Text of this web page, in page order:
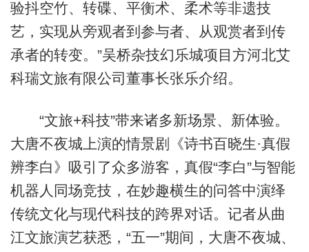
验抖空竹、转碟、平衡术、柔术等非遗技
艺，实现从旁观者到参与者、从观赏者到传
承者的转变。”吴桥杂技幻乐城项目方河北艾
科瑞文旅有限公司董事长张乐介绍。
“文旅+科技”带来诸多新场景、新体验。
大唐不夜城上演的情景剧《诗书百晓生·真假
辨李白》吸引了众多游客，真假“李白”与智能
机器人同场竞技，在妙趣横生的问答中演绎
传统文化与现代科技的跨界对话。记者从曲
江文旅演艺获悉，“五一”期间，大唐不夜城、